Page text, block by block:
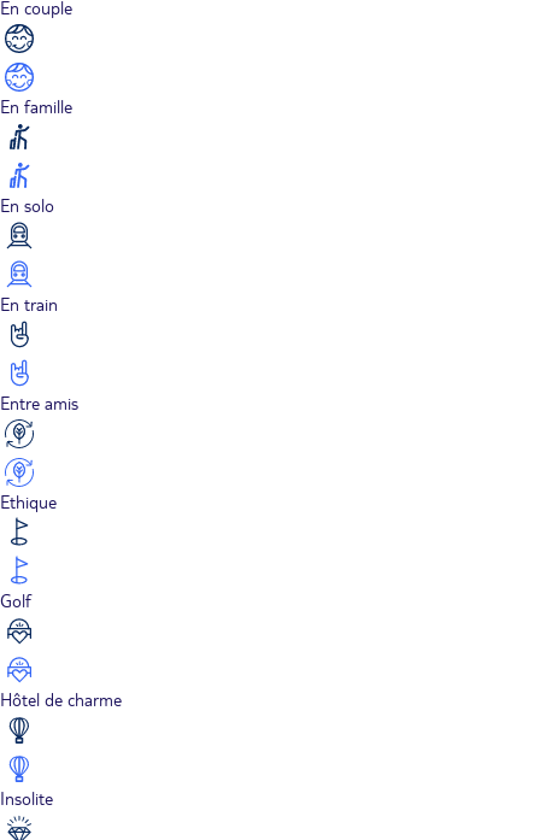
En couple
En famille
En solo
En train
Entre amis
Ethique
Golf
Hôtel de charme
Insolite